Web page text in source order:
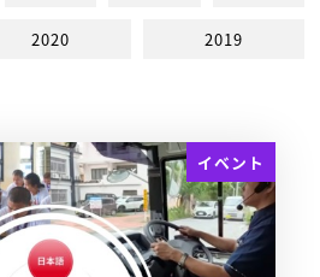
2020 2019
イベント